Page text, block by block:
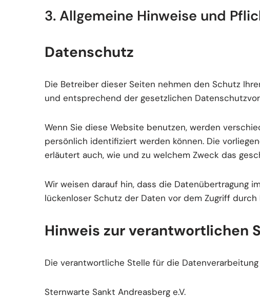
3. Allgemeine Hinweise und
Datenschutz
Die Betreiber dieser Seiten nehmen den Schutz
und entsprechend der gesetzlichen
Wenn Sie diese Website benutzen, werden
persönlich identifiziert werden können. Die
erläutert auch, wie und zu welchem Zweck das
Wir weisen darauf hin, dass die Datenübertragung
lückenloser Schutz der Daten vor dem Zugriff
Hinweis zur verantwortlichen
Die verantwortliche Stelle für die
Sternwarte Sankt Andreasberg e.V.